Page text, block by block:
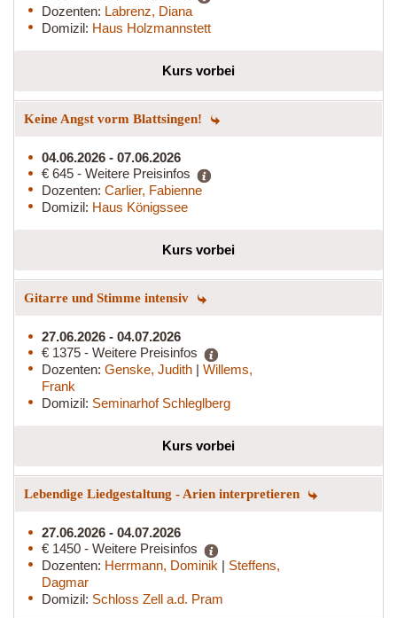
Dozenten: Labrenz, Diana
Domizil: Haus Holzmannstett
Kurs vorbei
Keine Angst vorm Blattsingen!
04.06.2026 - 07.06.2026
€ 645 - Weitere Preisinfos
Dozenten: Carlier, Fabienne
Domizil: Haus Königssee
Kurs vorbei
Gitarre und Stimme intensiv
27.06.2026 - 04.07.2026
€ 1375 - Weitere Preisinfos
Dozenten: Genske, Judith | Willems,
Frank
Domizil: Seminarhof Schleglberg
Kurs vorbei
Lebendige Liedgestaltung - Arien interpretieren
27.06.2026 - 04.07.2026
€ 1450 - Weitere Preisinfos
Dozenten: Herrmann, Dominik | Steffens,
Dagmar
Domizil: Schloss Zell a.d. Pram